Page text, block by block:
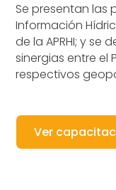
Se presentan las
Información
de la APRHI; y se
sinergias entre el
respectivos
Ver